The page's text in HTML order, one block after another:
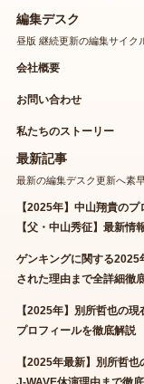
編集デスク
昼版 継続更新の編集サイク
会社概要
お問い合わせ
私たちのストーリー
最新記事
最新の編集デスク更新へ素
【2025年】中山翔貴の
【父・中山秀征】最新情
ゲンキングに関する2025
された理由まで全詳細徹
【2025年】別所哲也の
プロフィールを徹底解説
【2025年最新】別所哲